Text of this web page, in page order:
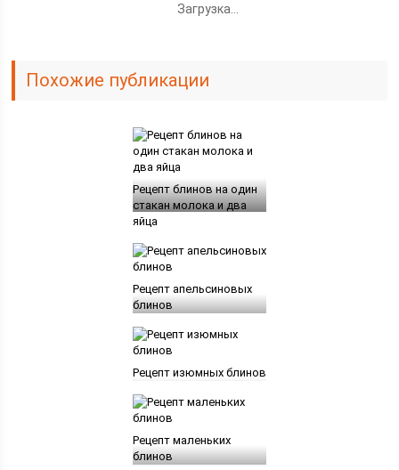
Загрузка...
Похожие публикации
Рецепт блинов на один
стакан молока и два
яйца
Рецепт апельсиновых
блинов
Рецепт изюмных блинов
Рецепт маленьких
блинов